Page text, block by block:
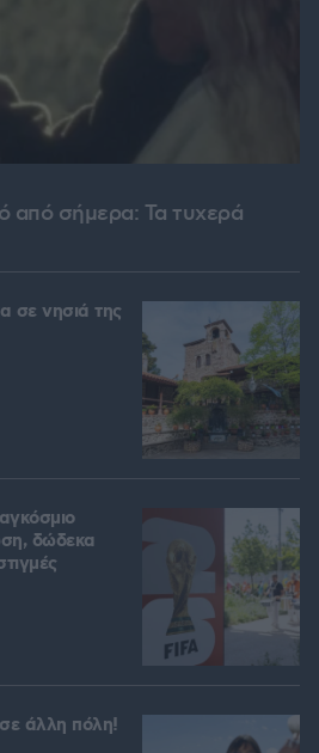
από σήμερα: Τα τυχερά
σε νησιά της
δώδεκα
άλλη πόλη!